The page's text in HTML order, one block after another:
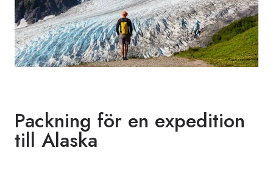
Packning för en expedition
till Alaska